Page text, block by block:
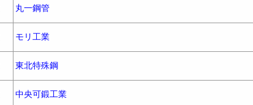
丸一鋼管
モリ工業
東北特殊鋼
中央可鍛工業